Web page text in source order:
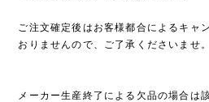
ご注文確定後はお客様都合によるキャ
おりませんので、ご了承くださいませ。
メーカー生産終了による欠品の場合は